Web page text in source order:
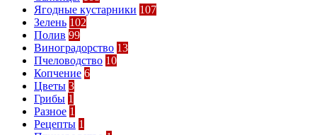
Ягодные кустарники 107
Зелень 102
Полив 99
Виноградорство 13
Пчеловодство 10
Копчение 6
Цветы 3
Грибы 1
Разное 1
Рецепты 1